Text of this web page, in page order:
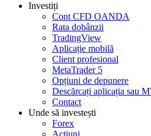
Investiți
Cont CFD OANDA
Rata dobânzii
TradingView
Aplicație mobilă
Client profesional
MetaTrader 5
Opțiuni de depunere
Descărcați aplicația sau
Contact
Unde să investești
Forex